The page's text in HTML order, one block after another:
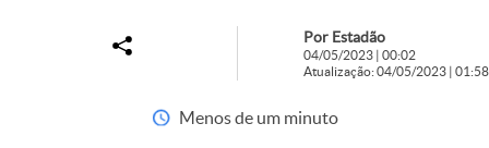
Por Estadão
04/05/2023 | 00:02
Atualização: 04/05/2023 | 01:58
Menos de um minuto